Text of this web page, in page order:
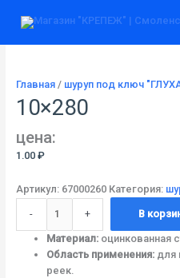
Главная/ шуруп под ключ
10×280
цена:
1.00 ₽
Артикул: 67000260 Категория:
-
товара
+ В
Материал: оцинкованная
Область применения: для
реек.